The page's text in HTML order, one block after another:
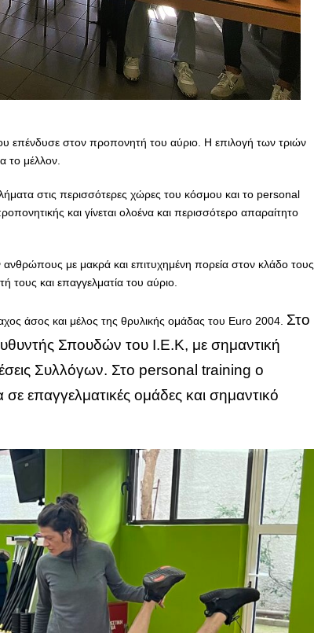
επένδυσε στον προπονητή του αύριο. Η επιλογή των τριών
το μέλλον.
στις περισσότερες χώρες του κόσμου και το personal
και γίνεται ολοένα και περισσότερο απαραίτητο
ανθρώπους με μακρά και επιτυχημένη πορεία στον κλάδο τους
τους και επαγγελματία του αύριο.
άσος και μέλος της θρυλικής ομάδας του Euro 2004. Στο
Σπουδών του Ι.Ε.Κ, με σημαντική
Συλλόγων. Στο personal training ο
επαγγελματικές ομάδες και σημαντικό